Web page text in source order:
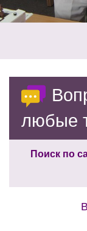
любые
Поиск по